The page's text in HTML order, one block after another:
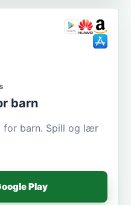
barn
for barn. Spill og lær
Play